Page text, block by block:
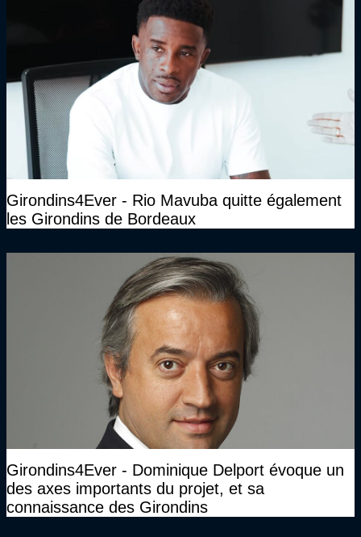
Girondins4Ever - Rio Mavuba quitte également
les Girondins de Bordeaux
Girondins4Ever - Dominique Delport évoque un
des axes importants du projet, et sa
connaissance des Girondins